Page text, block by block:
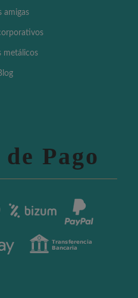
amigas
metálicos
Pago